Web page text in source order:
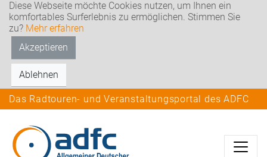
Diese Webseite möchte Cookies nutzen, um Ihnen ein
komfortables Surferlebnis zu ermöglichen. Stimmen Sie
zu? Mehr erfahren
Akzeptieren
Ablehnen
Das Radtouren- und Veranstaltungsportal des ADFC